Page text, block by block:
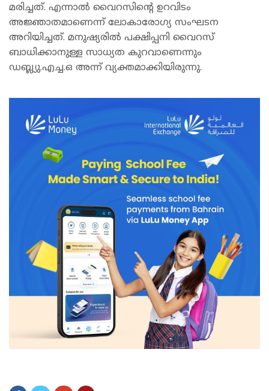
മരിച്ചത്. എന്നാൽ വൈറസിന്റെ ഉറവിടം
അജ്ഞാതമാണെന്ന് ലോകാരോഗ്യ സംഘടന
അറിയിച്ചത്. മനുഷ്യരിൽ പക്ഷിപ്പനി വൈറസ്
ബാധിക്കാനുള്ള സാധ്യത കുറവാണെന്നും
ഡബ്ല്യു.എച്ച.ഒ അന്ന് വ്യക്തമാക്കിയിരുന്നു.